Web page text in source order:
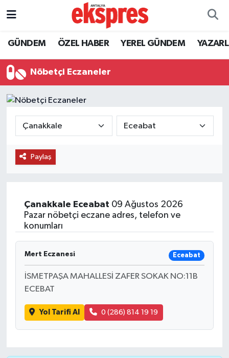
GÜNDEM ÖZEL HABER YEREL GÜNDEM
Nöbetçi Eczaneler
Paylaş
Çanakkale Eceabat 09 Ağustos 2026
Pazar nöbetçi eczane adres, telefon ve
konumları
Mert Eczanesi Eceabat
İSMETPAŞA MAHALLESİ ZAFER SOKAK NO:11B
ECEBAT
Yol Tarifi Al 0 (286) 814 19 19
ÖZEL HABER
EKONOMİ
SAĞLIK
EĞİTİM
Nöbetçi Eczaneler
Süper Lig Puan Durumu ve Fikstür